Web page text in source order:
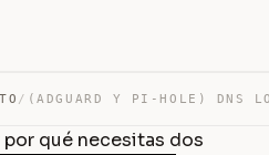
/
por qué necesitas dos